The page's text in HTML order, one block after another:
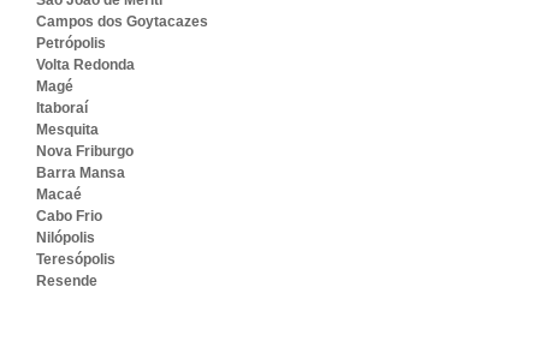
Campos dos Goytacazes
Petrópolis
Volta Redonda
Magé
Itaboraí
Mesquita
Nova Friburgo
Barra Mansa
Macaé
Cabo Frio
Nilópolis
Teresópolis
Resende